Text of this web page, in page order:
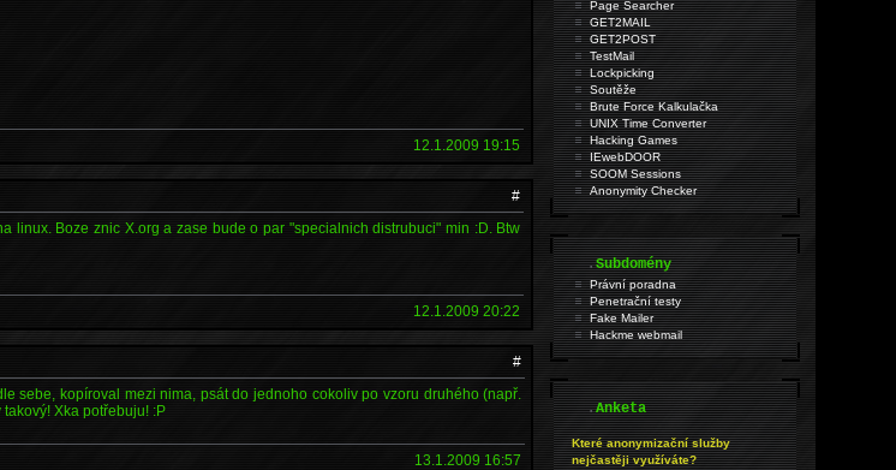
12.1.2009 19:15
#
linux. Boze znic X.org a zase bude o par "specialnich distrubuci" min :D. Btw
12.1.2009 20:22
#
sebe, kopíroval mezi nima, psát do jednoho cokoliv po vzoru druhého (např.
Xka potřebuju! :P
13.1.2009 16:57
Page Searcher
GET2MAIL
GET2POST
TestMail
Lockpicking
Soutěže
Brute Force Kalkulačka
UNIX Time Converter
Hacking Games
IEwebDOOR
SOOM Sessions
Anonymity Checker
.Subdomény
Právní poradna
Penetrační testy
Fake Mailer
Hackme webmail
.Anketa
Které anonymizační služby
nejčastěji využíváte?